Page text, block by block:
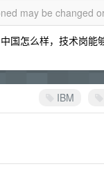
may be changed
国怎么样，技术岗能
IBM